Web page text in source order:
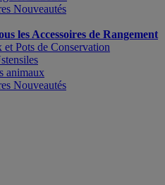
Nouveautés
les Accessoires de Rangement
et Pots de Conservation
animaux
Nouveautés